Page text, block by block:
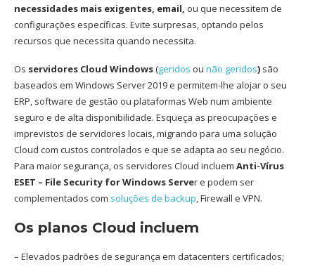
necessidades mais exigentes, email, ou que necessitem de
configurações específicas. Evite surpresas, optando pelos
recursos que necessita quando necessita.
Os servidores Cloud Windows(geridos ou não geridos) são
baseados em Windows Server 2019 e permitem-lhe alojar o seu
ERP, software de gestão ou plataformas Web num ambiente
seguro e de alta disponibilidade. Esqueça as preocupações e
imprevistos de servidores locais, migrando para uma solução
Cloud com custos controlados e que se adapta ao seu negócio.
Para maior segurança, os servidores Cloud incluem Anti-Vírus
ESET – File Security for Windows Server e podem ser
complementados com soluções de backup, Firewall e VPN.
Os planos Cloud incluem
– Elevados padrões de segurança em datacenters certificados;